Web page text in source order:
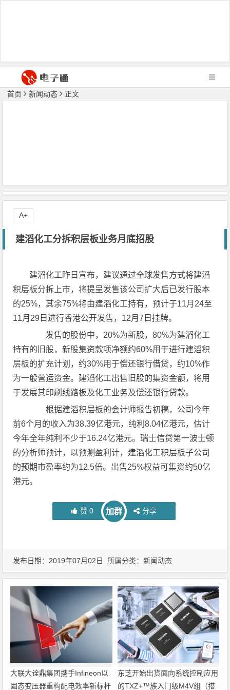
首页 新闻动态 正文
建滔化工分拆积层板业务月底招股
建滔化工昨日宣布，建议通过全球发售方式将建滔
积层板分拆上市，将提呈发售该公司扩大后已发行股本
的25%，其余75%将由建滔化工持有，预计于11月24至
11月29日进行香港公开发售，12月7日挂牌。
发售的股份中，20%为新股，80%为建滔化工
持有的旧股，新股集资款项净额约60%用于进行建滔积
层板的扩充计划，约30%用于偿还银行借贷，约10%作
为一般营运资金。建滔化工出售旧股的集资金额，将用
于发展其印刷线路板及化工业务及偿还银行贷款。
根据建滔积层板的会计师报告初稿，公司今年
前6个月的收入为38.39亿港元，纯利8.04亿港元，估计
今年全年纯利不少于16.24亿港元。瑞士信贷第一波士顿
的分析师预计，以预测盈利计，建滔化工积层板子公司
的预期市盈率约为12.5倍。出售25%权益可集资约50亿
港元。
赞 0 加群 分享
A+
发布日期：2019年07月02日 所属分类：新闻动态
大联大诠鼎集团携手Infineon以
固态变压器重构配电效率新标杆
东芝开始出货面向系统控制应用
的TXZ+™族入门级M4V组（搭